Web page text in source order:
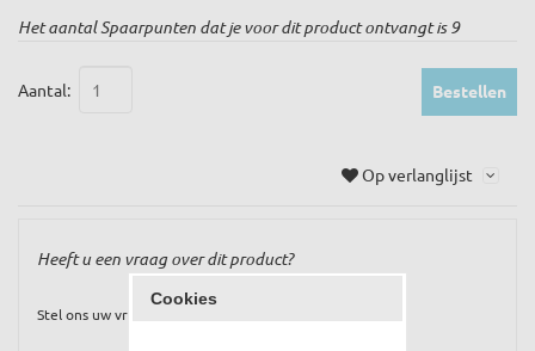
Het aantal Spaarpunten dat je voor dit product ontvangt is9
Aantal: Bestellen
Op verlanglijst
Heeft u een vraag over dit product?
Stel ons uw vraag
Cookies